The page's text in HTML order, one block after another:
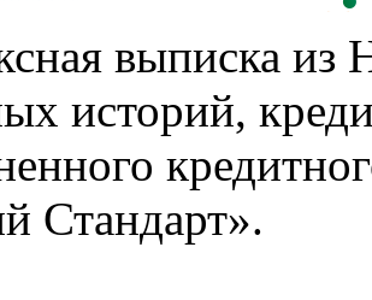
выписка из
историй,
Стандарт».